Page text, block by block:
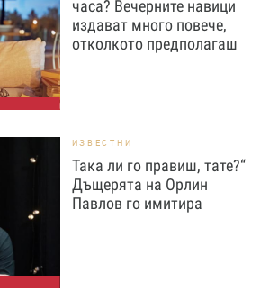
часа? Вечерните навици
издават много повече,
отколкото предполагаш
ИЗВЕСТНИ
Така ли го правиш, тате?“
Дъщерята на Орлин
Павлов го имитира